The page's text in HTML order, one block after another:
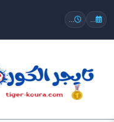
...
...